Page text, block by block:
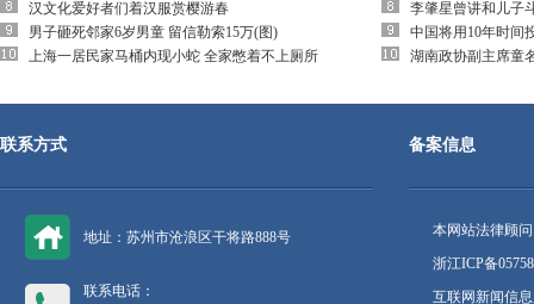
汉文化爱好者们着汉服赏樱游春
男子砸死邻家6岁男童 留信勒索15万(图)
上海一居民家马桶内现小蛇 全家憋着不上厕所
李肇星曾讲和儿子
中国将用10年时间
湖南政协副主席童
联系方式
地址：苏州市沧浪区干将路888号
联系电话：
备案信息
本网站法律顾
浙江ICP备
互联网新闻信